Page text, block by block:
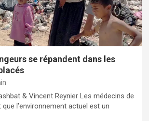
se répandent dans les
& Vincent Reynier Les médecins de
l’environnement actuel est un